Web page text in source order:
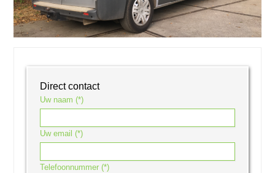
Direct contact
Uw naam (*)
Uw email (*)
Telefoonnummer (*)